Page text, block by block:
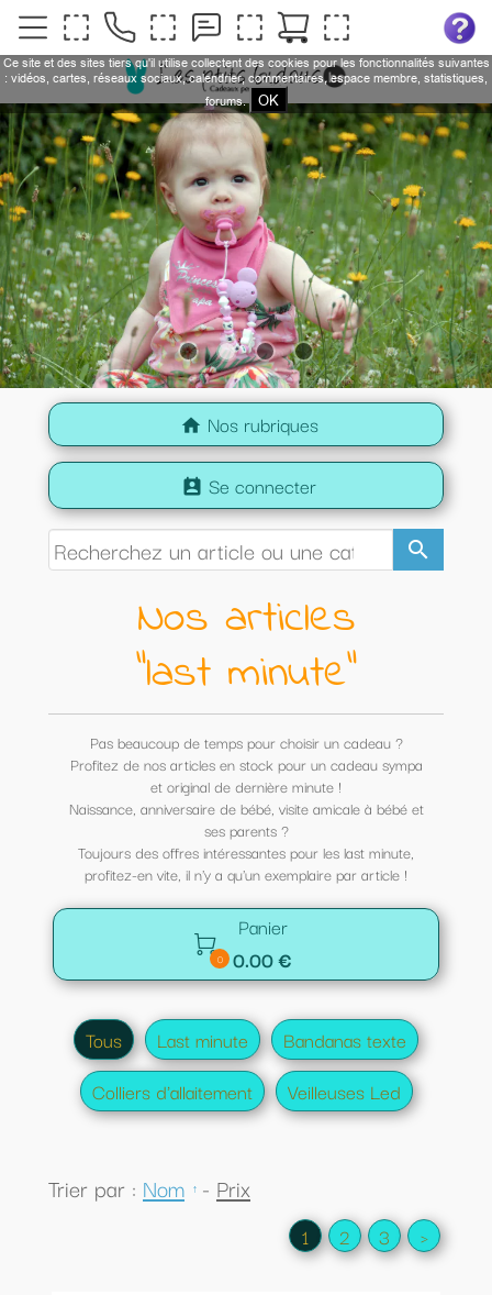
home Nos rubriques
search
perm_contact_calendar Se connecter
Nos articles
"last minute"
Pas beaucoup de temps pour choisir un cadeau ?
Profitez de nos articles en stock pour un cadeau sympa
et original de dernière minute !
Naissance, anniversaire de bébé, visite amicale à bébé et
ses parents ?
Toujours des offres intéressantes pour les last minute,
profitez-en vite, il n'y a qu'un exemplaire par article !

0
Panier
0.00 €
Tous Last minute
Bandanas texte
Colliers d'allaitement
Veilleuses Led
Trier par : Nom - Prix
1 2 3 >
Ce site et des sites tiers qu'il utilise collectent des cookies pour les fonctionnalités suivantes
: vidéos, cartes, réseaux sociaux, calendrier, commentaires, espace membre, statistiques,
forums.
OK